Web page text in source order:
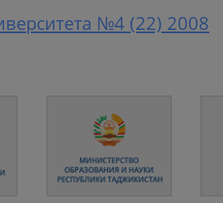
№4 (22) 2008